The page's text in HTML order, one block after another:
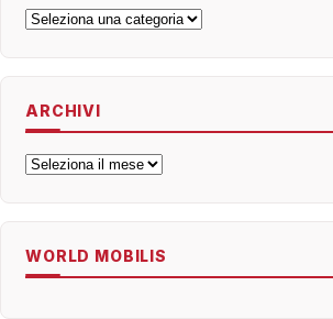
Categorie
ARCHIVI
Archivi
WORLD MOBILIS